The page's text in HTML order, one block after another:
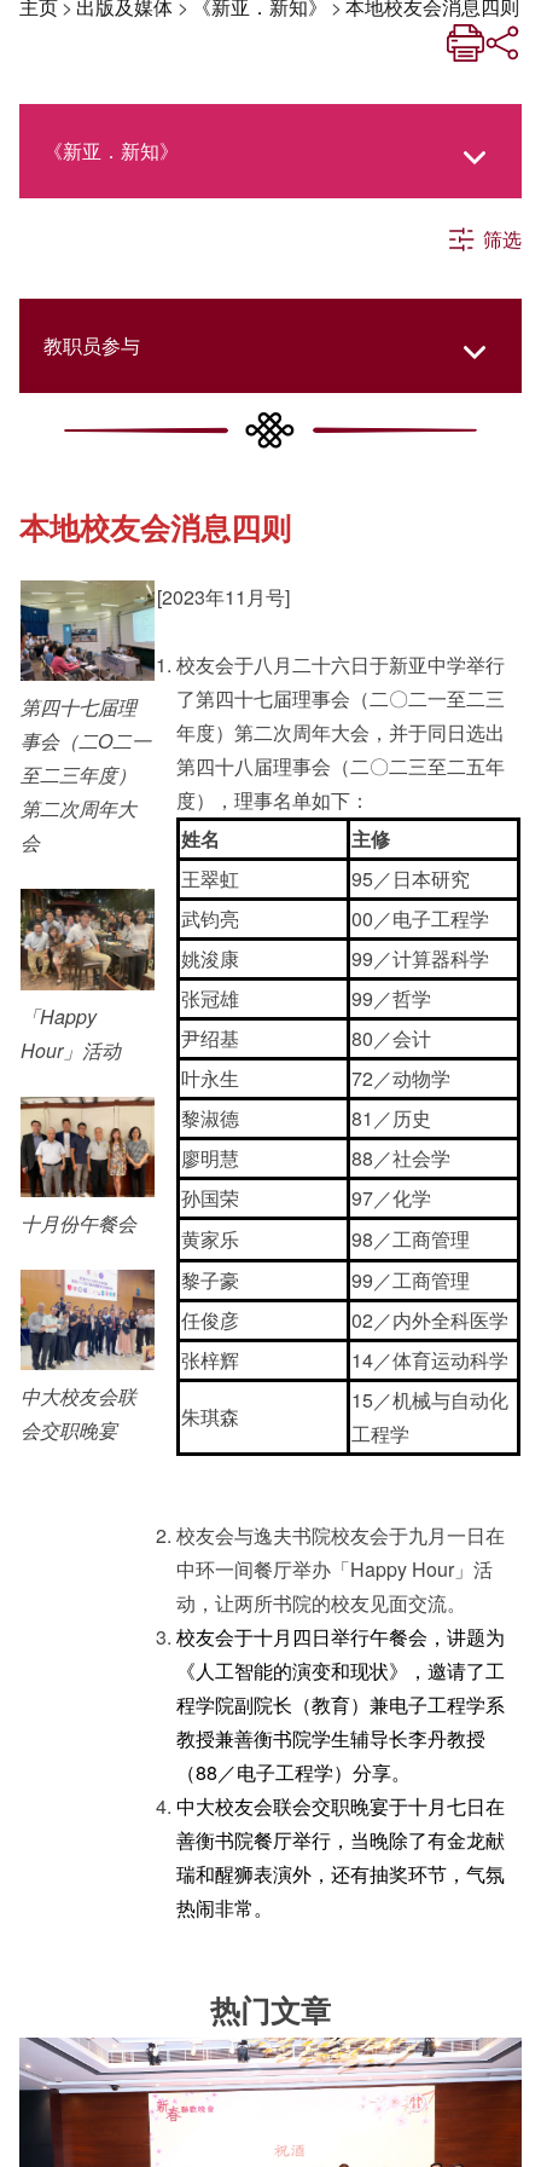
主页> 出版及媒体 > 《新亚．新知》 > 本地校友会消息四则
《新亚．新知》
社交媒体专栏
《新亚简讯》
《新亚书院概览》
其他书院出版
新亚影集
影片库
筛选
教职员参与
College Updates
Cultural Topics
Student Development
Alumni Connections
本地校友会消息四则
第四十七届理
事会（二O二一
至二三年度）
第二次周年大
会
「Happy
Hour」活动
十月份午餐会
中大校友会联
会交职晚宴
[2023年11月号]
校友会于八月二十六日于新亚中学举行
了第四十七届理事会（二〇二一至二三
年度）第二次周年大会，并于同日选出
第四十八届理事会（二〇二三至二五年
度），理事名单如下：
姓名
主修
王翠虹
95／日本研究
武钧亮
00／电子工程学
姚浚康
99／计算器科学
张冠雄
99／哲学
尹绍基
80／会计
叶永生
72／动物学
黎淑德
81／历史
廖明慧
88／社会学
孙国荣
97／化学
黄家乐
98／工商管理
黎子豪
99／工商管理
任俊彦
02／内外全科医学
张梓辉
14／体育运动科学
朱琪森
15／机械与自动化
工程学
校友会与逸夫书院校友会于九月一日在
中环一间餐厅举办「Happy Hour」活
动，让两所书院的校友见面交流。
校友会于十月四日举行午餐会，讲题为
《人工智能的演变和现状》，邀请了工
程学院副院长（教育）兼电子工程学系
教授兼善衡书院学生辅导长李丹教授
（88／电子工程学）分享。
中大校友会联会交职晚宴于十月七日在
善衡书院餐厅举行，当晚除了有金龙献
瑞和醒狮表演外，还有抽奖环节，气氛
热闹非常。
热门文章